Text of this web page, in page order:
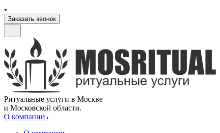
Заказать звонок
Ритуальные услуги в Москве
и Московской области.
О компании